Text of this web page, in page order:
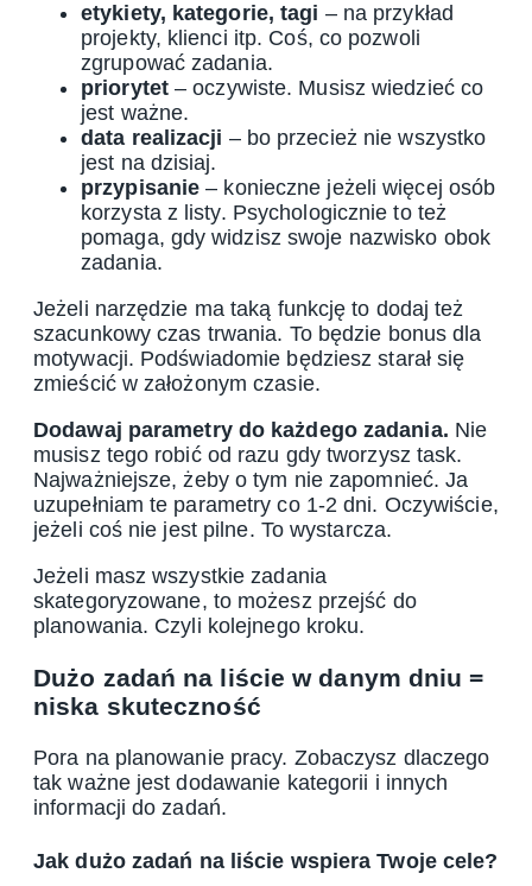
etykiety, kategorie, tagi – na przykład
projekty, klienci itp. Coś, co pozwoli
zgrupować zadania.
priorytet– oczywiste. Musisz wiedzieć co
jest ważne.
data realizacji – bo przecież nie wszystko
jest na dzisiaj.
przypisanie – konieczne jeżeli więcej osób
korzysta z listy. Psychologicznie to też
pomaga, gdy widzisz swoje nazwisko obok
zadania.
Jeżeli narzędzie ma taką funkcję to dodaj też
szacunkowy czas trwania. To będzie bonus dla
motywacji. Podświadomie będziesz starał się
zmieścić w założonym czasie.
Dodawaj parametry do każdego zadania. Nie
musisz tego robić od razu gdy tworzysz task.
Najważniejsze, żeby o tym nie zapomnieć. Ja
uzupełniam te parametry co 1-2 dni. Oczywiście,
jeżeli coś nie jest pilne. To wystarcza.
Jeżeli masz wszystkie zadania
skategoryzowane, to możesz przejść do
planowania. Czyli kolejnego kroku.
Dużo zadań na liście w danym dniu =
niska skuteczność
Pora na planowanie pracy. Zobaczysz dlaczego
tak ważne jest dodawanie kategorii i innych
informacji do zadań.
Jak dużo zadań na liście wspiera Twoje cele?